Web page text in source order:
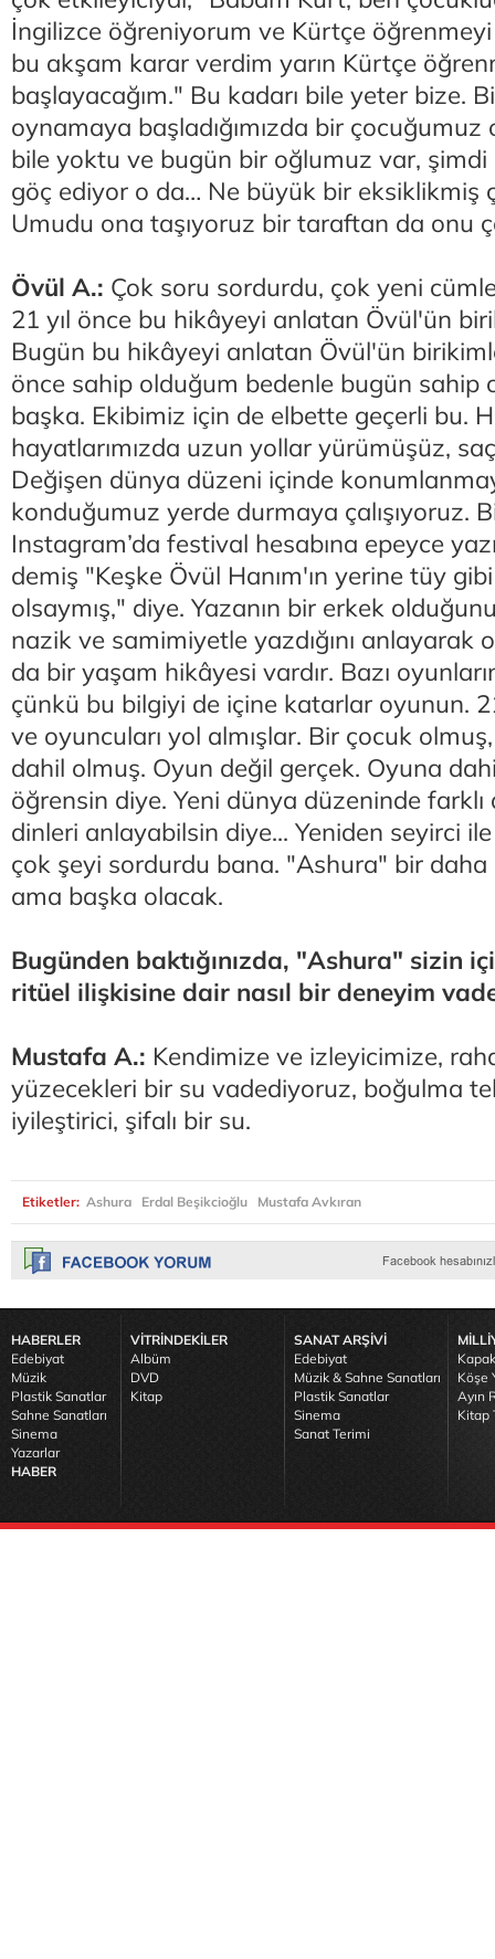
İngilizce öğreniyorum ve Kürtçe
bu akşam karar verdim yarın Kürtçe
başlayacağım." Bu kadarı bile yeter bize.
oynamaya başladığımızda bir çocuğumuz
bile yoktu ve bugün bir oğlumuz var, şimdi
göç ediyor o da… Ne büyük bir eksiklikmiş
Umudu ona taşıyoruz bir taraftan da onu
Övül A.: Çok soru sordurdu, çok yeni
21 yıl önce bu hikâyeyi anlatan Övül'ün
Bugün bu hikâyeyi anlatan Övül'ün
önce sahip olduğum bedenle bugün sahip
başka. Ekibimiz için de elbette geçerli bu.
hayatlarımızda uzun yollar yürümüşüz,
Değişen dünya düzeni içinde
konduğumuz yerde durmaya çalışıyoruz.
Instagram’da festival hesabına epeyce
demiş "Keşke Övül Hanım'ın yerine tüy
olsaymış," diye. Yazanın bir erkek
nazik ve samimiyetle yazdığını anlayarak
da bir yaşam hikâyesi vardır. Bazı
çünkü bu bilgiyi de içine katarlar oyunun.
ve oyuncuları yol almışlar. Bir çocuk
dahil olmuş. Oyun değil gerçek. Oyuna
öğrensin diye. Yeni dünya düzeninde
dinleri anlayabilsin diye... Yeniden seyirci
çok şeyi sordurdu bana. "Ashura" bir daha
ama başka olacak.
Bugünden baktığınızda, "Ashura" sizin
ritüel ilişkisine dair nasıl bir deneyim
Mustafa A.: Kendimize ve izleyicimize,
yüzecekleri bir su vadediyoruz, boğulma
iyileştirici, şifalı bir su.
Etiketler: Ashura Erdal Beşikcioğlu Mustafa Avkıran
HABERLER
Edebiyat
Müzik
Plastik Sanatlar
Sahne Sanatları
Sinema
Yazarlar
HABER
VİTRİNDEKİLER
Albüm
DVD
Kitap
SANAT ARŞİVİ
Edebiyat
Müzik & Sahne Sanatları
Plastik Sanatlar
Sinema
Sanat Terimi
Köşe
Ayın
Kitap